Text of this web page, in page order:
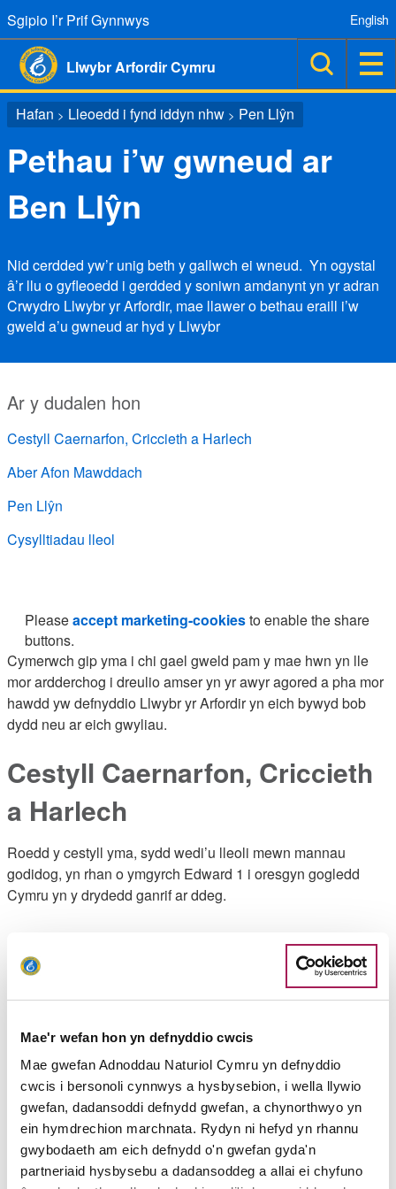
Mae'r wefan hon yn defnyddio cwcis
Mae gwefan Adnoddau Naturiol Cymru yn defnyddio
cwcis i bersonoli cynnwys a hysbysebion, i wella llywio
gwefan, dadansoddi defnydd gwefan, a chynorthwyo yn
ein hymdrechion marchnata. Rydyn ni hefyd yn rhannu
gwybodaeth am eich defnydd o'n gwefan gyda'n
partneriaid hysbysebu a dadansoddeg a allai ei chyfuno
Sgipio I’r Prif Gynnwys
Llwybr Arfordir Cymru
English
Hafan > Lleoedd i fynd iddyn nhw > Pen Llŷn
Pethau i’w gwneud ar
Ben Llŷn
Nid cerdded yw’r unig beth y gallwch ei wneud. Yn ogystal
â’r llu o gyfleoedd i gerdded y soniwn amdanynt yn yr adran
Crwydro Llwybr yr Arfordir, mae llawer o bethau eraill i’w
gweld a’u gwneud ar hyd y Llwybr
Ar y dudalen hon
Cestyll Caernarfon, Criccieth a Harlech
Aber Afon Mawddach
Pen Llŷn
Cysylltiadau lleol
Pleaseaccept marketing-cookiesto enable the share
buttons.
Cymerwch gip yma i chi gael gweld pam y mae hwn yn lle
mor ardderchog i dreulio amser yn yr awyr agored a pha mor
hawdd yw defnyddio Llwybr yr Arfordir yn eich bywyd bob
dydd neu ar eich gwyliau.
Cestyll Caernarfon, Criccieth
a Harlech
Roedd y cestyll yma, sydd wedi’u lleoli mewn mannau
godidog, yn rhan o ymgyrch Edward 1 i oresgyn gogledd
Cymru yn y drydedd ganrif ar ddeg.
Mae naws bron yn freuddwydiol i aber hardd yr afon, gyda’i
golygfeydd ardderchog tuag at Gadair Idris.
Pen Llŷn
Er ei bod ynArdal o Harddwch Naturiol Eithriadol, mae
digon o le o hyd i archwilio’r dirwedd hardd a thrawiadol hon.
An Area of Outstanding Natural Beauty, this is a stunning yet
under-explored landscape.